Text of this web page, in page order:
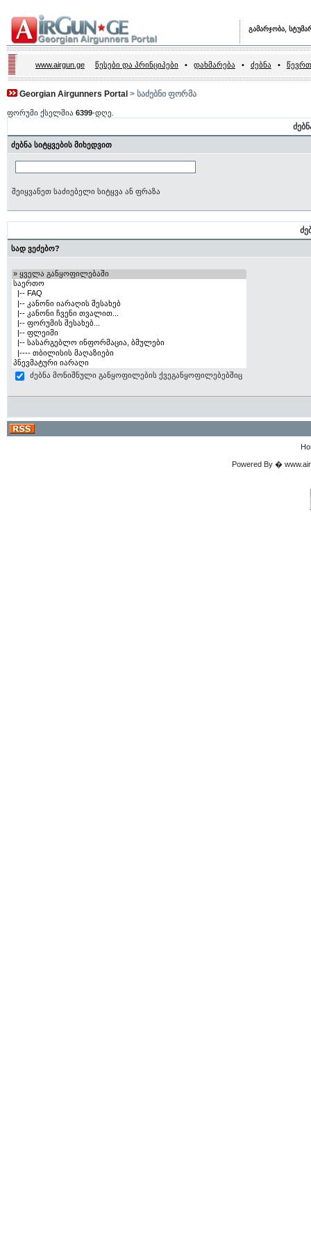
გამარჯობა,
www.airgun.ge წესები და პრინციპები • დახმარება • ძებნა •
Georgian Airgunners Portal > საძებნი ფორმა
ფორუმი ქსელშია 6399-დღე.
ძებნა სიტყვების მიხედვით
შეიყვანეთ საძიებელი სიტყვა ან ფრაზა
სად ვეძებო?
ძებნა მონიშნული განყოფილების ქვეგანყოფილებებშიც
Powered By �